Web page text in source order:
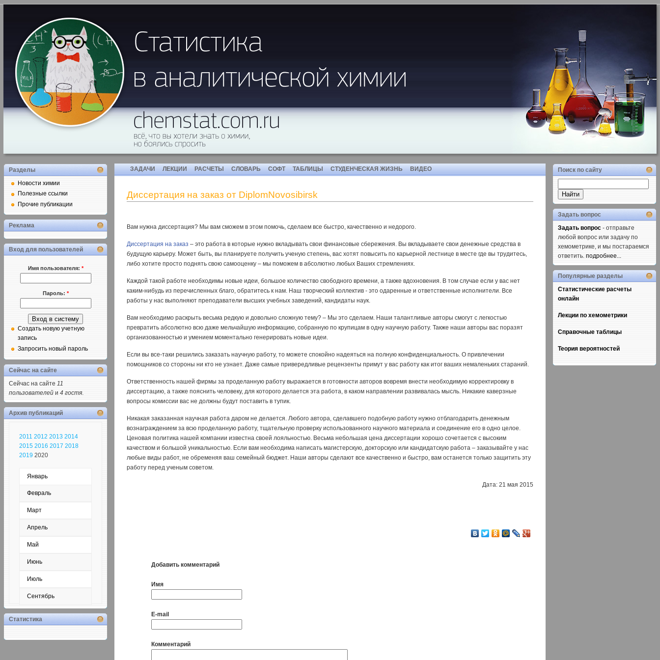
ЗАДАЧИ ЛЕКЦИИ РАСЧЕТЫ СЛОВАРЬ СОФТ ТАБЛИЦЫ СТУДЕНЧЕСКАЯ ЖИЗНЬ ВИДЕО
Диссертация на заказ от DiplomNovosibirsk
Вам нужна диссертация? Мы вам сможем в этом помочь, сделаем все быстро, качественно и недорого.
Диссертация на заказ – это работа в которые нужно вкладывать свои финансовые сбережения. Вы вкладываете свои денежные средства в
будущую карьеру. Может быть, вы планируете получить ученую степень, вас хотят повысить по карьерной лестнице в месте где вы трудитесь,
либо хотите просто поднять свою самооценку – мы поможем в абсолютно любых Ваших стремлениях.
Каждой такой работе необходимы новые идеи, большое количество свободного времени, а также вдохновения. В том случае если у вас нет
каким-нибудь из перечисленных благо, обратитесь к нам. Наш творческий коллектив - это одаренные и ответственные исполнители. Все
работы у нас выполняют преподаватели высших учебных заведений, кандидаты наук.
Вам необходимо раскрыть весьма редкую и довольно сложную тему? – Мы это сделаем. Наши талантливые авторы смогут с легкостью
превратить абсолютно всю даже мельчайшую информацию, собранную по крупицам в одну научную работу. Также наши авторы вас поразят
организованностью и умением моментально генерировать новые идеи.
Если вы все-таки решились заказать научную работу, то можете спокойно надеяться на полную конфиденциальность. О привлечении
помощников со стороны ни кто не узнает. Даже самые привередливые рецензенты примут у вас работу как итог ваших немаленьких стараний.
Ответственность нашей фирмы за проделанную работу выражается в готовности авторов вовремя внести необходимую корректировку в
диссертацию, а также пояснить человеку, для которого делается эта работа, в каком направлении развивалась мысль. Никакие каверзные
вопросы комиссии вас не должны будут поставить в тупик.
Никакая заказанная научная работа даром не делается. Любого автора, сделавшего подобную работу нужно отблагодарить денежным
вознаграждением за всю проделанную работу, тщательную проверку использованного научного материала и соединение его в одно целое.
Ценовая политика нашей компании известна своей лояльностью. Весьма небольшая цена диссертации хорошо сочетается с высоким
качеством и большой уникальностью. Если вам необходима написать магистерскую, докторскую или кандидатскую работа – заказывайте у нас
любые виды работ, не обременяя ваш семейный бюджет. Наши авторы сделают все качественно и быстро, вам останется только защитить эту
работу перед ученым советом.
Дата: 21 мая 2015
Добавить комментарий
Имя
E-mail
Комментарий
Поиск по сайту
Задать вопрос
Задать вопрос - отправьте
любой вопрос или задачу по
хемометрике, и мы постараемся
ответить. подробнее...
Популярные разделы
Статистические расчеты
онлайн
Лекции по хемометрики
Справочные таблицы
Теория вероятностей
Разделы
Новости химии
Полезные ссылки
Прочие публикации
Реклама
Вход для пользователей
Имя пользователя: *
Пароль: *
Создать новую учетную
запись
Запросить новый пароль
Сейчас на сайте
Сейчас на сайте 11
пользователей и 4 гостя.
Архив публикаций
2011 2012 2013 2014
2015 2016 2017 2018
2019 2020
Январь
Февраль
Март
Апрель
Май
Июнь
Июль
Сентябрь
Статистика